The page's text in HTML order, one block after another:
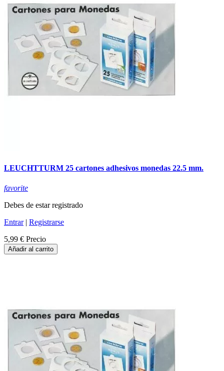
LEUCHTTURM 25 cartones adhesivos monedas 22.5 mm.
favorite
Debes de estar registrado
Entrar| Registrarse
5,99 € Precio
Añadir al carrito